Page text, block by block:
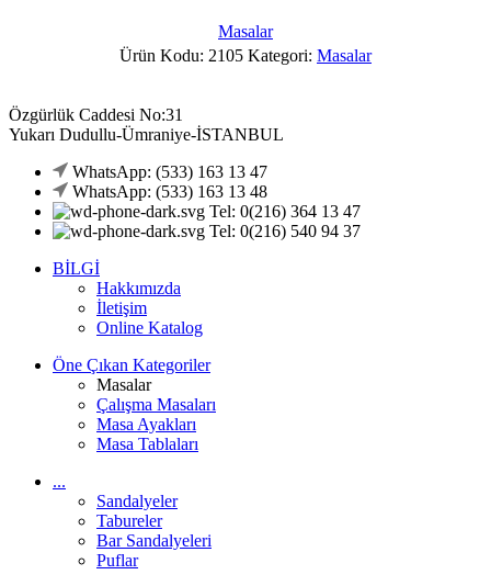
Masalar
Ürün Kodu: 2105 Kategori: Masalar
Özgürlük Caddesi No:31
Yukarı Dudullu-Ümraniye-İSTANBUL
WhatsApp: (533) 163 13 47
WhatsApp: (533) 163 13 48
Tel: 0(216) 364 13 47
Tel: 0(216) 540 94 37
BİLGİ
Hakkımızda
İletişim
Online Katalog
Öne Çıkan Kategoriler
Masalar
Çalışma Masaları
Masa Ayakları
Masa Tablaları
...
Sandalyeler
Tabureler
Bar Sandalyeleri
Puflar